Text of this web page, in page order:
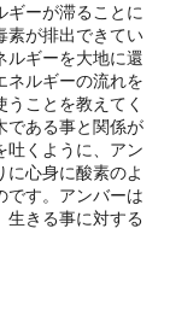
ギーが滞ることに
素が排出できてい
ルギーを大地に還
ネルギーの流れを
ことを教えてく
である事と関係が
吐くように、アン
心身に酸素のよ
です。アンバーは
生きる事に対する